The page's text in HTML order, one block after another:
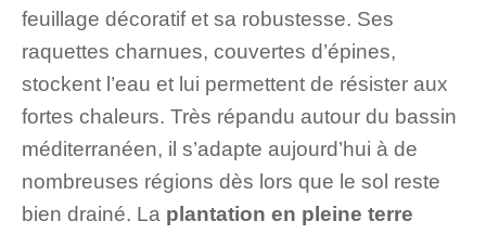
feuillage décoratif et sa robustesse. Ses
raquettes charnues, couvertes d’épines,
stockent l’eau et lui permettent de résister aux
fortes chaleurs. Très répandu autour du bassin
méditerranéen, il s’adapte aujourd’hui à de
nombreuses régions dès lors que le sol reste
bien drainé. La plantation en pleine terre